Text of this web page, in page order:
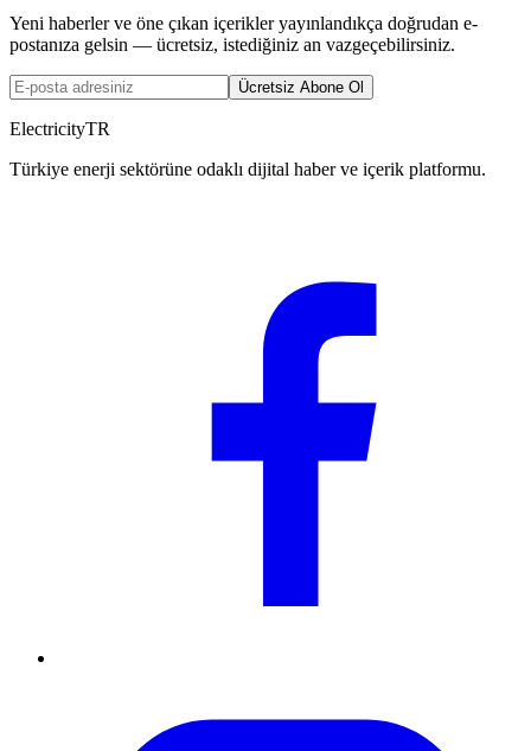
Yeni haberler ve öne çıkan içerikler yayınlandıkça doğrudan e-
postanıza gelsin — ücretsiz, istediğiniz an vazgeçebilirsiniz.
Ücretsiz Abone Ol
ElectricityTR
Türkiye enerji sektörüne odaklı dijital haber ve içerik platformu.